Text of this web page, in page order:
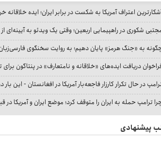
اعتراف آمریکا به شکست در برابر ایران؛ ایده خلاقانه
شکوری در راهپیمایی اربعین؛ وقتی یک ویدئو به آیینه‌ای
به «جنگ هرمز» پایان دهیم؛ به روایت سخنگوی فارسی‌زبان
دریافت ایده‌های «خلاقانه و نامتعارف» در پنتاگون
در حال تکرار کارزار فاجعه‌بار آمریکا در افغانستان - این بار
ترامپ حمله به ایران را متوقف کرد؛ موضع ایران و آمریکا
پیشنهادی